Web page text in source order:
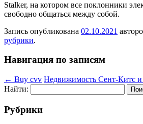
Stalker, на котором все поклонники
свободно общаться между собой.
Запись опубликована 02.10.2021
рубрики.
Навигация по записям
← Buy cvv Недвижимость Сент-Китс
Найти:
Рубрики